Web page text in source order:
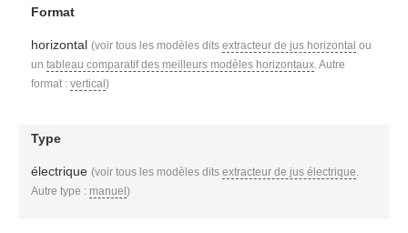
Format
horizontal (voir tous les modèles dits extracteur de jus horizontal ou
un tableau comparatif des meilleurs modèles horizontaux. Autre
format : vertical)
Type
électrique (voir tous les modèles dits extracteur de jus électrique.
Autre type : manuel)